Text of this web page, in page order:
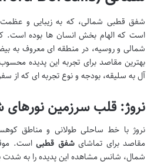
شفق قطبی شمالی، که به زیبایی و
است که الهام بخش انسان ها بوده است.
شمالی و روسیه، در منطقه ای معروف به
بهترین مقاصد برای تجربه این پدیده
آل به سلیقه، بودجه و نوع تجربه ای که از
نروژ: قلب سرزمین نورهای
نروژ با خط ساحلی طولانی و مناطق
مقاصد برای تماشایشفق قطبیاست.
شمال، شانس مشاهده این پدیده را به شدت